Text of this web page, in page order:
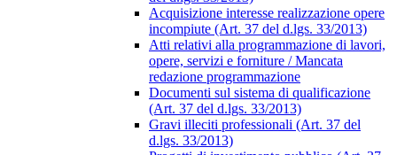
Acquisizione interesse realizzazione opere
incompiute (Art. 37 del d.lgs. 33/2013)
Atti relativi alla programmazione di lavori,
opere, servizi e forniture / Mancata
redazione programmazione
Documenti sul sistema di qualificazione
(Art. 37 del d.lgs. 33/2013)
Gravi illeciti professionali (Art. 37 del
d.lgs. 33/2013)